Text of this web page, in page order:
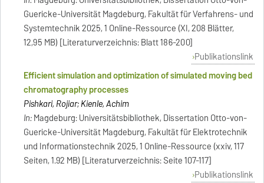
Guericke-Universität Magdeburg, Fakultät für Verfahrens- und
Systemtechnik 2025, 1 Online-Ressource (XI, 208 Blätter,
12,95 MB) [Literaturverzeichnis: Blatt 186-200]
Publikationslink
Efficient simulation and optimization of simulated moving bed
chromatography processes
Pishkari, Rojiar; Kienle, Achim
In:Magdeburg: Universitätsbibliothek, Dissertation Otto-von-
Guericke-Universität Magdeburg, Fakultät für Elektrotechnik
und Informationstechnik 2025, 1 Online-Ressource (xxiv, 117
Seiten, 1.92 MB) [Literaturverzeichnis: Seite 107-117]
Publikationslink